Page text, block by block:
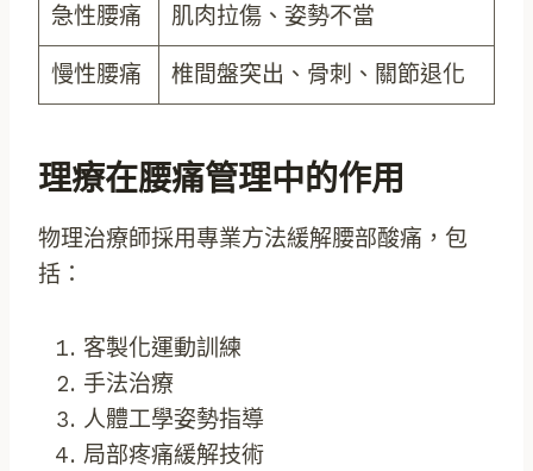
急性腰痛 肌肉拉傷、姿勢不當
慢性腰痛 椎間盤突出、骨刺、關節退化
理療在腰痛管理中的作用
物理治療師採用專業方法緩解腰部酸痛，包
括：
客製化運動訓練
手法治療
人體工學姿勢指導
局部疼痛緩解技術